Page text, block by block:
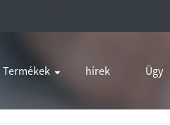
Termékek hírek Ügy